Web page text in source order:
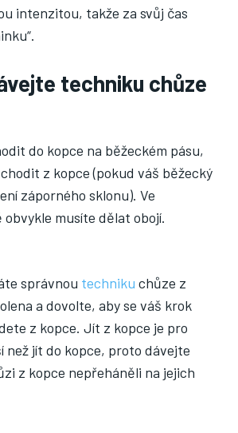
intenzitou, takže za svůj čas
techniku chůze
do kopce na běžeckém pásu,
z kopce (pokud váš běžecký
záporného sklonu). Ve
musíte dělat obojí.
správnou techniku chůze z
a dovolte, aby se váš krok
z kopce. Jít z kopce je pro
než jít do kopce, proto dávejte
z kopce nepřeháněli na jejich